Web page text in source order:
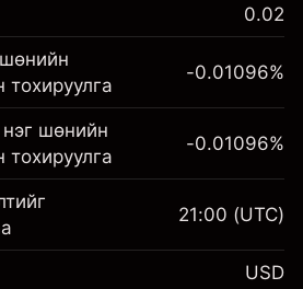
зээл зөвхөн CFD
0.02
тохируулга
хөрөнгө
-0.01096%
шөнийн
тохируулга
-0.01096%
21:00 (UTC)
USD